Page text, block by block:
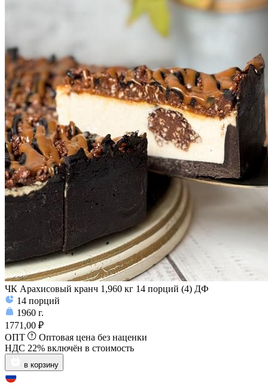
ЧК Арахисовый кранч 1,960 кг 14 порций (4) ДФ
14 порций
1960 г.
1771,00 ₽
ОПТ
Оптовая цена без наценки
НДС 22% включён в стоимость
в корзину